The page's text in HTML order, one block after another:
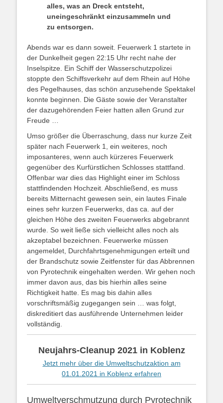
alles, was an Dreck entsteht,
uneingeschränkt einzusammeln und
zu entsorgen.
Abends war es dann soweit. Feuerwerk 1 startete in
der Dunkelheit gegen 22:15 Uhr recht nahe der
Inselspitze. Ein Schiff der Wasserschutzpolizei
stoppte den Schiffsverkehr auf dem Rhein auf Höhe
des Pegelhauses, das schön anzusehende Spektakel
konnte beginnen. Die Gäste sowie der Veranstalter
der dazugehörenden Feier hatten allen Grund zur
Freude …
Umso größer die Überraschung, dass nur kurze Zeit
später nach Feuerwerk 1, ein weiteres, noch
imposanteres, wenn auch kürzeres Feuerwerk
gegenüber des Kurfürstlichen Schlosses stattfand.
Offenbar war dies das Highlight einer im Schloss
stattfindenden Hochzeit. Abschließend, es muss
bereits Mitternacht gewesen sein, ein lautes Finale
eines sehr kurzen Feuerwerks, das ca. auf der
gleichen Höhe des zweiten Feuerwerks abgebrannt
wurde. So weit ließe sich vielleicht alles noch als
akzeptabel bezeichnen. Feuerwerke müssen
angemeldet, Durchfahrtsgenehmigungen erteilt und
der Brandschutz sowie Zeitfenster für das Abbrennen
von Pyrotechnik eingehalten werden. Wir gehen noch
immer davon aus, das bis hierhin alles seine
Richtigkeit hatte. Es mag bis dahin alles
vorschriftsmäßig zugegangen sein … was folgt,
diskreditiert das ausführende Unternehmen leider
vollständig.
Neujahrs-Cleanup 2021 in Koblenz
Jetzt mehr über die Umweltschutzaktion am
01.01.2021 in Koblenz erfahren
Umweltverschmutzung durch Pyrotechnik